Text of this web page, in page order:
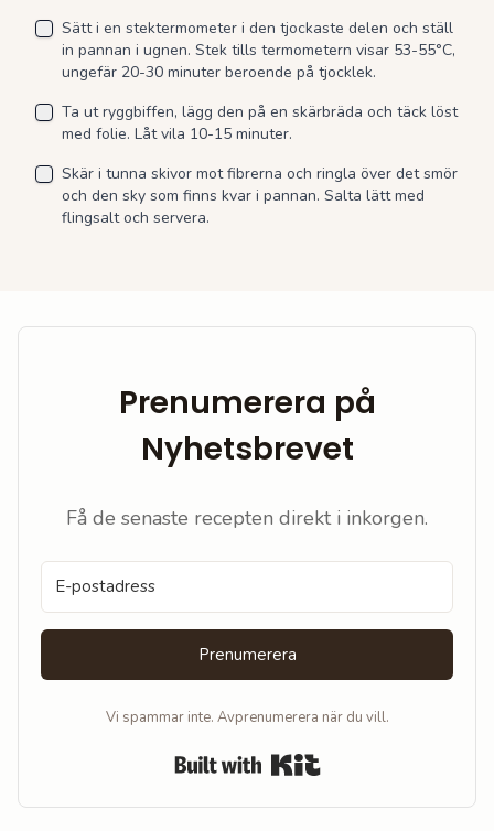
Sätt i en stektermometer i den tjockaste delen och ställ
in pannan i ugnen. Stek tills termometern visar 53-55°C,
ungefär 20-30 minuter beroende på tjocklek.
Ta ut ryggbiffen, lägg den på en skärbräda och täck löst
med folie. Låt vila 10-15 minuter.
Skär i tunna skivor mot fibrerna och ringla över det smör
och den sky som finns kvar i pannan. Salta lätt med
flingsalt och servera.
Prenumerera på
Nyhetsbrevet
Få de senaste recepten direkt i inkorgen.
Prenumerera
Vi spammar inte. Avprenumerera när du vill.